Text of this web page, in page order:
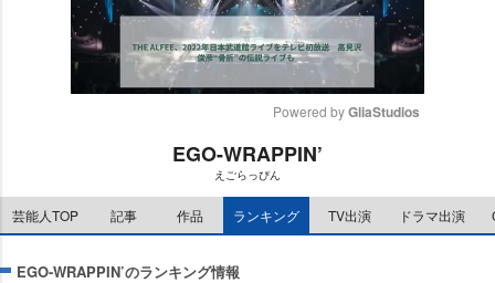
t
e
Powered by GliaStudios
EGO-WRAPPIN’
えごらっぴん
芸能人TOP 記事 作品 ランキング TV出演 ドラマ出演
EGO-WRAPPIN’のランキング情報